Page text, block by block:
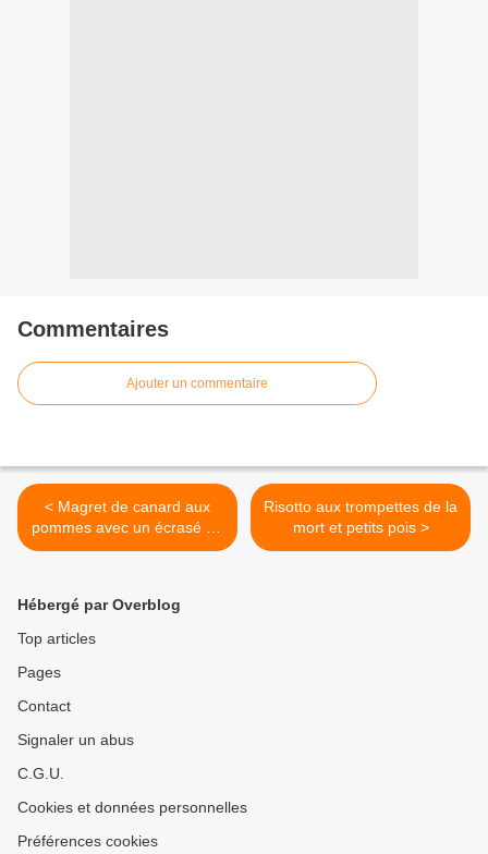
Commentaires
Ajouter un commentaire
< Magret de canard aux
pommes avec un écrasé de
pommes de terre ciboulette
Risotto aux trompettes de la
mort et petits pois >
Hébergé par Overblog
Top articles
Pages
Contact
Signaler un abus
C.G.U.
Cookies et données personnelles
Préférences cookies